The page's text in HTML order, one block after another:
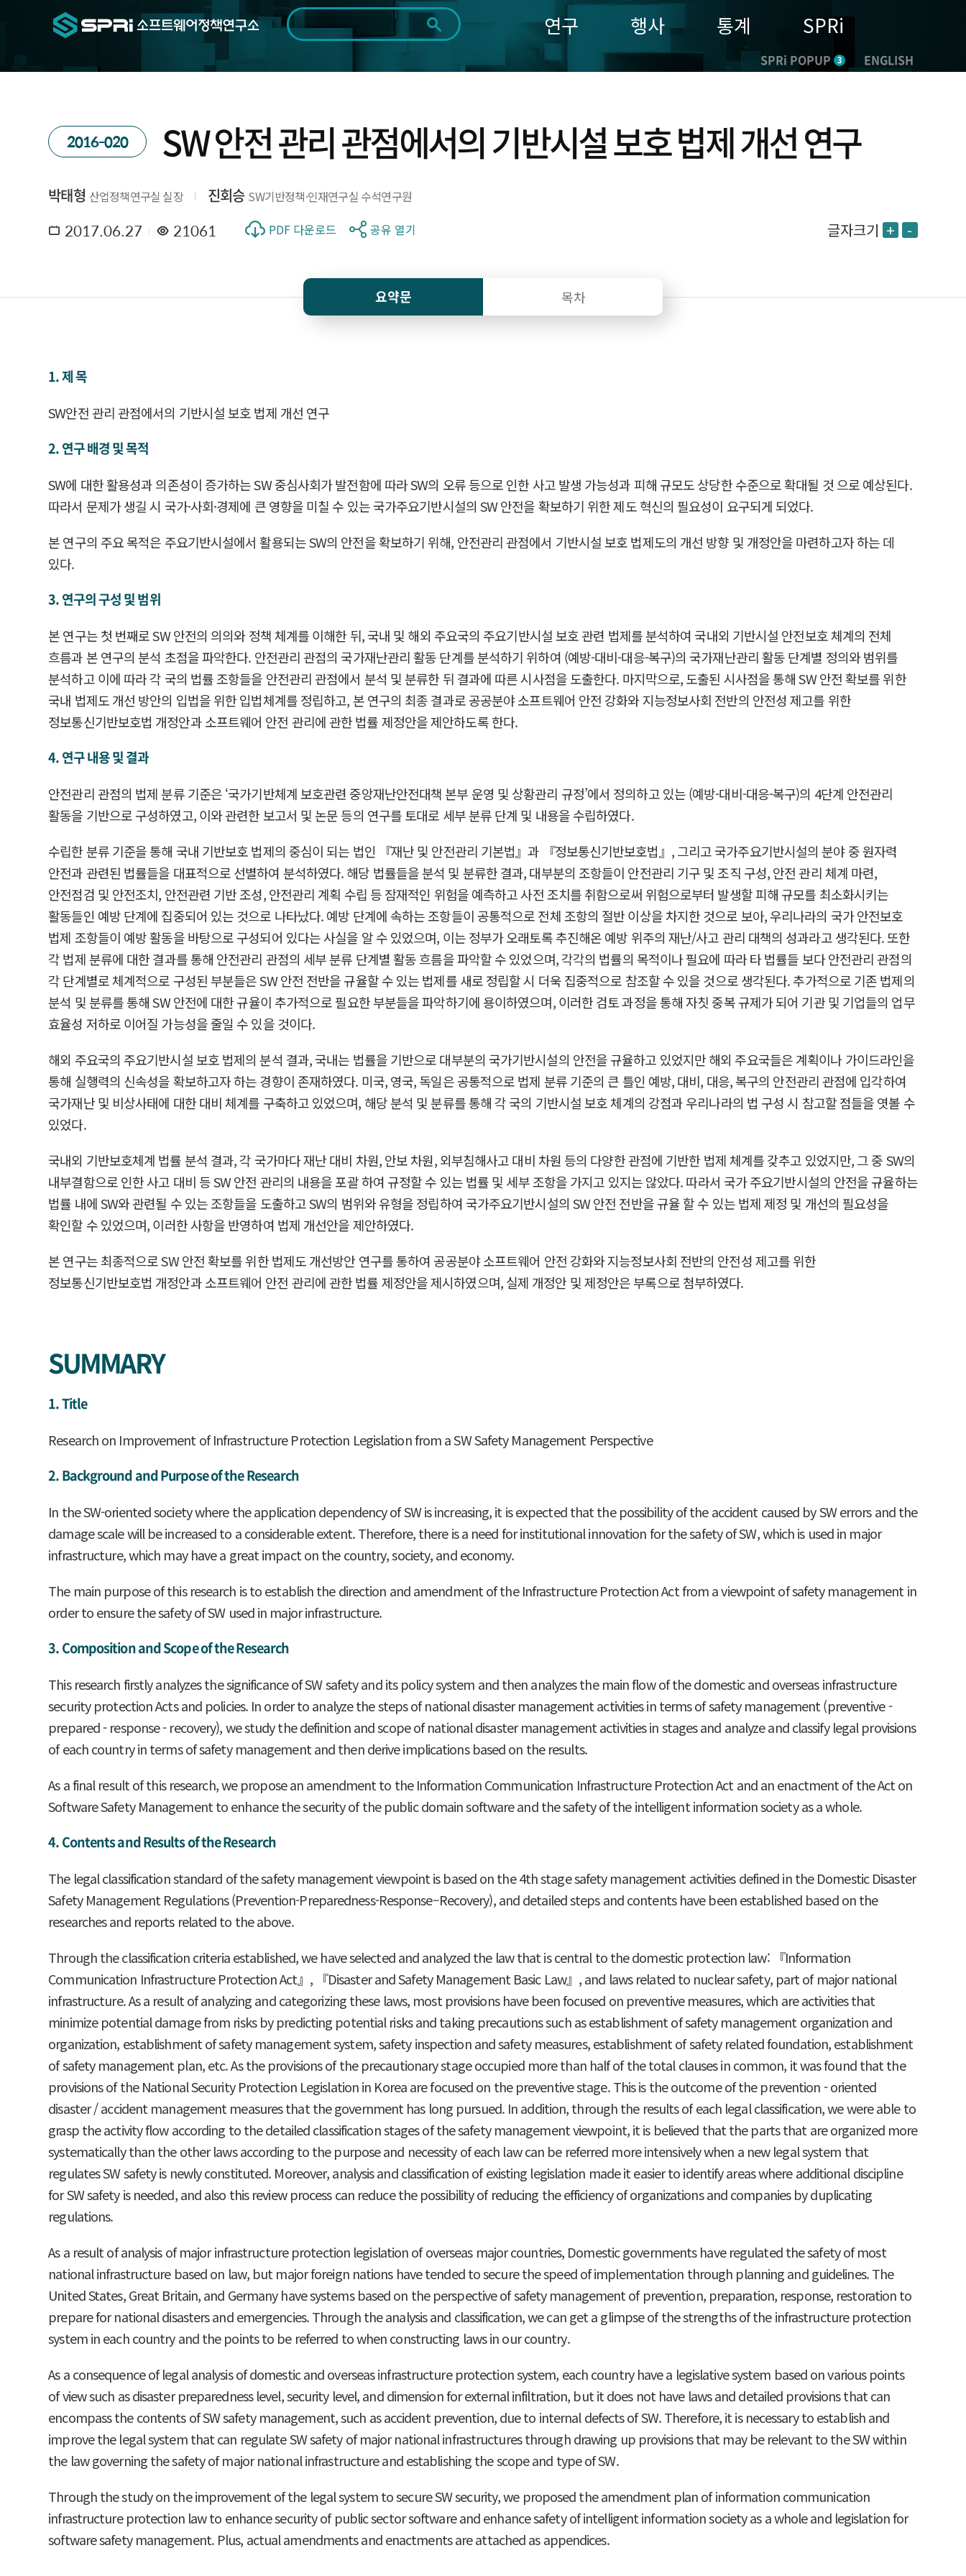
기간 전체 1일 1주 1개월 3개월 1년
일
조회
연구 행사 통계 SPRi
SPRi POPUP 3 ENGLISH
2016-020 SW 안전 관리 관점에서의 기반시설 보호 법제 개선 연구
박태형 산업정책연구실 실장 진회승 SW기반정책·인재연구실 수석연구원
2017.06.27 21061 PDF 다운로드 공유 열기 글자크기 + -
요약문 목차
1. 제 목
SW안전 관리 관점에서의 기반시설 보호 법제 개선 연구
2. 연구 배경 및 목적
SW에 대한 활용성과 의존성이 증가하는 SW 중심사회가 발전함에 따라 SW의 오류 등으로 인한 사고 발생 가능성과 피해 규모도 상당한 수준으로 확대될 것 으로 예상된다.
따라서 문제가 생길 시 국가·사회·경제에 큰 영향을 미칠 수 있는 국가주요기반시설의 SW 안전을 확보하기 위한 제도 혁신의 필요성이 요구되게 되었다.
본 연구의 주요 목적은 주요기반시설에서 활용되는 SW의 안전을 확보하기 위해, 안전관리 관점에서 기반시설 보호 법제도의 개선 방향 및 개정안을 마련하고자 하는 데
있다.
3. 연구의 구성 및 범위
본 연구는 첫 번째로 SW 안전의 의의와 정책 체계를 이해한 뒤, 국내 및 해외 주요국의 주요기반시설 보호 관련 법제를 분석하여 국내외 기반시설 안전보호 체계의 전체
흐름과 본 연구의 분석 초점을 파악한다. 안전관리 관점의 국가재난관리 활동 단계를 분석하기 위하여 (예방-대비-대응-복구)의 국가재난관리 활동 단계별 정의와 범위를
분석하고 이에 따라 각 국의 법률 조항들을 안전관리 관점에서 분석 및 분류한 뒤 결과에 따른 시사점을 도출한다. 마지막으로, 도출된 시사점을 통해 SW 안전 확보를 위한
국내 법제도 개선 방안의 입법을 위한 입법체계를 정립하고, 본 연구의 최종 결과로 공공분야 소프트웨어 안전 강화와 지능정보사회 전반의 안전성 제고를 위한
정보통신기반보호법 개정안과 소프트웨어 안전 관리에 관한 법률 제정안을 제안하도록 한다.
4. 연구 내용 및 결과
안전관리 관점의 법제 분류 기준은 ‘국가기반체계 보호관련 중앙재난안전대책 본부 운영 및 상황관리 규정’에서 정의하고 있는 (예방-대비-대응-복구)의 4단계 안전관리
활동을 기반으로 구성하였고, 이와 관련한 보고서 및 논문 등의 연구를 토대로 세부 분류 단계 및 내용을 수립하였다.
수립한 분류 기준을 통해 국내 기반보호 법제의 중심이 되는 법인 『재난 및 안전관리 기본법』과 『정보통신기반보호법』, 그리고 국가주요기반시설의 분야 중 원자력
안전과 관련된 법률들을 대표적으로 선별하여 분석하였다. 해당 법률들을 분석 및 분류한 결과, 대부분의 조항들이 안전관리 기구 및 조직 구성, 안전 관리 체계 마련,
안전점검 및 안전조치, 안전관련 기반 조성, 안전관리 계획 수립 등 잠재적인 위험을 예측하고 사전 조치를 취함으로써 위험으로부터 발생할 피해 규모를 최소화시키는
활동들인 예방 단계에 집중되어 있는 것으로 나타났다. 예방 단계에 속하는 조항들이 공통적으로 전체 조항의 절반 이상을 차지한 것으로 보아, 우리나라의 국가 안전보호
법제 조항들이 예방 활동을 바탕으로 구성되어 있다는 사실을 알 수 있었으며, 이는 정부가 오래토록 추진해온 예방 위주의 재난/사고 관리 대책의 성과라고 생각된다. 또한
각 법제 분류에 대한 결과를 통해 안전관리 관점의 세부 분류 단계별 활동 흐름을 파악할 수 있었으며, 각각의 법률의 목적이나 필요에 따라 타 법률들 보다 안전관리 관점의
각 단계별로 체계적으로 구성된 부분들은 SW 안전 전반을 규율할 수 있는 법제를 새로 정립할 시 더욱 집중적으로 참조할 수 있을 것으로 생각된다. 추가적으로 기존 법제의
분석 및 분류를 통해 SW 안전에 대한 규율이 추가적으로 필요한 부분들을 파악하기에 용이하였으며, 이러한 검토 과정을 통해 자칫 중복 규제가 되어 기관 및 기업들의 업무
효율성 저하로 이어질 가능성을 줄일 수 있을 것이다.
해외 주요국의 주요기반시설 보호 법제의 분석 결과, 국내는 법률을 기반으로 대부분의 국가기반시설의 안전을 규율하고 있었지만 해외 주요국들은 계획이나 가이드라인을
통해 실행력의 신속성을 확보하고자 하는 경향이 존재하였다. 미국, 영국, 독일은 공통적으로 법제 분류 기준의 큰 틀인 예방, 대비, 대응, 복구의 안전관리 관점에 입각하여
국가재난 및 비상사태에 대한 대비 체계를 구축하고 있었으며, 해당 분석 및 분류를 통해 각 국의 기반시설 보호 체계의 강점과 우리나라의 법 구성 시 참고할 점들을 엿볼 수
있었다.
국내외 기반보호체계 법률 분석 결과, 각 국가마다 재난 대비 차원, 안보 차원, 외부침해사고 대비 차원 등의 다양한 관점에 기반한 법제 체계를 갖추고 있었지만, 그 중 SW의
내부결함으로 인한 사고 대비 등 SW 안전 관리의 내용을 포괄 하여 규정할 수 있는 법률 및 세부 조항을 가지고 있지는 않았다. 따라서 국가 주요기반시설의 안전을 규율하는
법률 내에 SW와 관련될 수 있는 조항들을 도출하고 SW의 범위와 유형을 정립하여 국가주요기반시설의 SW 안전 전반을 규율 할 수 있는 법제 제정 및 개선의 필요성을
확인할 수 있었으며, 이러한 사항을 반영하여 법제 개선안을 제안하였다.
본 연구는 최종적으로 SW 안전 확보를 위한 법제도 개선방안 연구를 통하여 공공분야 소프트웨어 안전 강화와 지능정보사회 전반의 안전성 제고를 위한
정보통신기반보호법 개정안과 소프트웨어 안전 관리에 관한 법률 제정안을 제시하였으며, 실제 개정안 및 제정안은 부록으로 첨부하였다.
SUMMARY
1. Title
Research on Improvement of Infrastructure Protection Legislation from a SW Safety Management Perspective
2. Background and Purpose of the Research
In the SW-oriented society where the application dependency of SW is increasing, it is expected that the possibility of the accident caused by SW errors and the
damage scale will be increased to a considerable extent. Therefore, there is a need for institutional innovation for the safety of SW, which is used in major
infrastructure, which may have a great impact on the country, society, and economy.
The main purpose of this research is to establish the direction and amendment of the Infrastructure Protection Act from a viewpoint of safety management in
order to ensure the safety of SW used in major infrastructure.
3. Composition and Scope of the Research
This research firstly analyzes the significance of SW safety and its policy system and then analyzes the main flow of the domestic and overseas infrastructure
security protection Acts and policies. In order to analyze the steps of national disaster management activities in terms of safety management (preventive -
prepared - response - recovery), we study the definition and scope of national disaster management activities in stages and analyze and classify legal provisions
of each country in terms of safety management and then derive implications based on the results.
As a final result of this research, we propose an amendment to the Information Communication Infrastructure Protection Act and an enactment of the Act on
Software Safety Management to enhance the security of the public domain software and the safety of the intelligent information society as a whole.
4. Contents and Results of the Research
The legal classification standard of the safety management viewpoint is based on the 4th stage safety management activities defined in the Domestic Disaster
Safety Management Regulations (Prevention-Preparedness-Response–Recovery), and detailed steps and contents have been established based on the
researches and reports related to the above.
Through the classification criteria established, we have selected and analyzed the law that is central to the domestic protection law: 『Information
Communication Infrastructure Protection Act』, 『Disaster and Safety Management Basic Law』, and laws related to nuclear safety, part of major national
infrastructure. As a result of analyzing and categorizing these laws, most provisions have been focused on preventive measures, which are activities that
minimize potential damage from risks by predicting potential risks and taking precautions such as establishment of safety management organization and
organization, establishment of safety management system, safety inspection and safety measures, establishment of safety related foundation, establishment
of safety management plan, etc. As the provisions of the precautionary stage occupied more than half of the total clauses in common, it was found that the
provisions of the National Security Protection Legislation in Korea are focused on the preventive stage. This is the outcome of the prevention - oriented
disaster / accident management measures that the government has long pursued. In addition, through the results of each legal classification, we were able to
grasp the activity flow according to the detailed classification stages of the safety management viewpoint, it is believed that the parts that are organized more
systematically than the other laws according to the purpose and necessity of each law can be referred more intensively when a new legal system that
regulates SW safety is newly constituted. Moreover, analysis and classification of existing legislation made it easier to identify areas where additional discipline
for SW safety is needed, and also this review process can reduce the possibility of reducing the efficiency of organizations and companies by duplicating
regulations.
As a result of analysis of major infrastructure protection legislation of overseas major countries, Domestic governments have regulated the safety of most
national infrastructure based on law, but major foreign nations have tended to secure the speed of implementation through planning and guidelines. The
United States, Great Britain, and Germany have systems based on the perspective of safety management of prevention, preparation, response, restoration to
prepare for national disasters and emergencies. Through the analysis and classification, we can get a glimpse of the strengths of the infrastructure protection
system in each country and the points to be referred to when constructing laws in our country.
As a consequence of legal analysis of domestic and overseas infrastructure protection system, each country have a legislative system based on various points
of view such as disaster preparedness level, security level, and dimension for external infiltration, but it does not have laws and detailed provisions that can
encompass the contents of SW safety management, such as accident prevention, due to internal defects of SW. Therefore, it is necessary to establish and
improve the legal system that can regulate SW safety of major national infrastructures through drawing up provisions that may be relevant to the SW within
the law governing the safety of major national infrastructure and establishing the scope and type of SW.
Through the study on the improvement of the legal system to secure SW security, we proposed the amendment plan of information communication
infrastructure protection law to enhance security of public sector software and enhance safety of intelligent information society as a whole and legislation for
software safety management. Plus, actual amendments and enactments are attached as appendices.